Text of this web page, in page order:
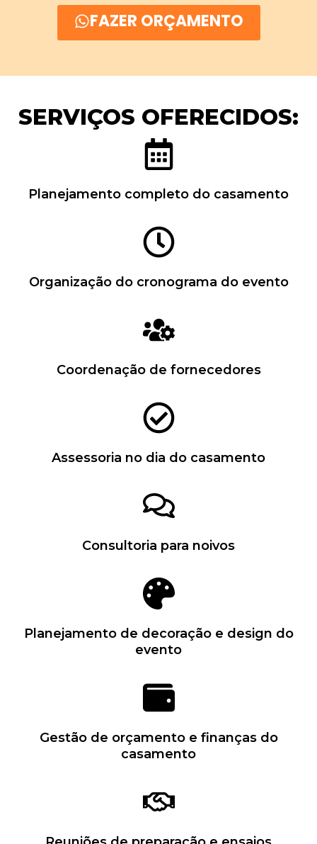
FAZER ORÇAMENTO
SERVIÇOS OFERECIDOS:
Planejamento completo do casamento
Organização do cronograma do evento
Coordenação de fornecedores
Assessoria no dia do casamento
Consultoria para noivos
Planejamento de decoração e design do
evento
Gestão de orçamento e finanças do
casamento